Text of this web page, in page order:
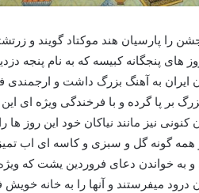
های پنجگانه کبیسه که به نام پنجه
ایران به آهنگ بزرگ داشت و
بر پا گرده و با فرخندگی ویژه ای این
کنونی نیز مانند نیاکان خود این روز
همه گونه گل و سبزی و کاسه ای اب
و به خواندن دعای فروردین یشت که
درود میفرستند و آنها را به خانه خویش